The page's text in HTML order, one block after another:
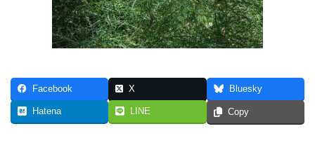
Facebook X Bluesky
Hatena LINE Copy